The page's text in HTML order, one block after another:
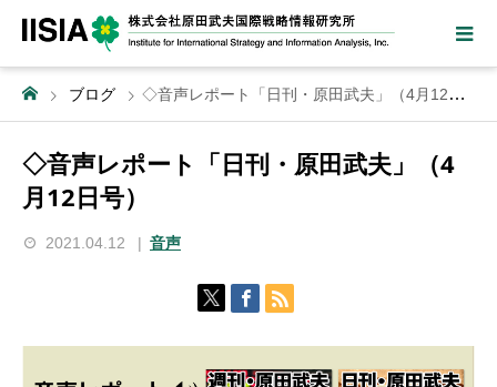
ブログ ◇音声レポート「日刊・原田武夫」（4月12日号）
◇音声レポート「日刊・原田武夫」（4
月12日号）
2021.04.12 音声